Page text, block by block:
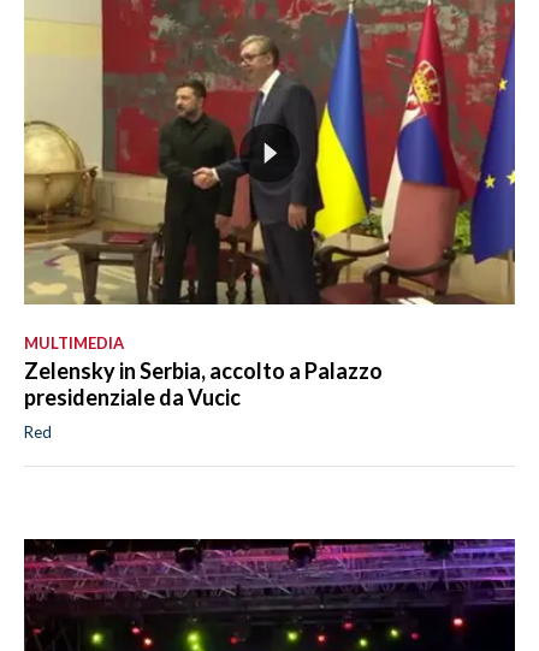
MULTIMEDIA
Zelensky in Serbia, accolto a Palazzo
presidenziale da Vucic
Red